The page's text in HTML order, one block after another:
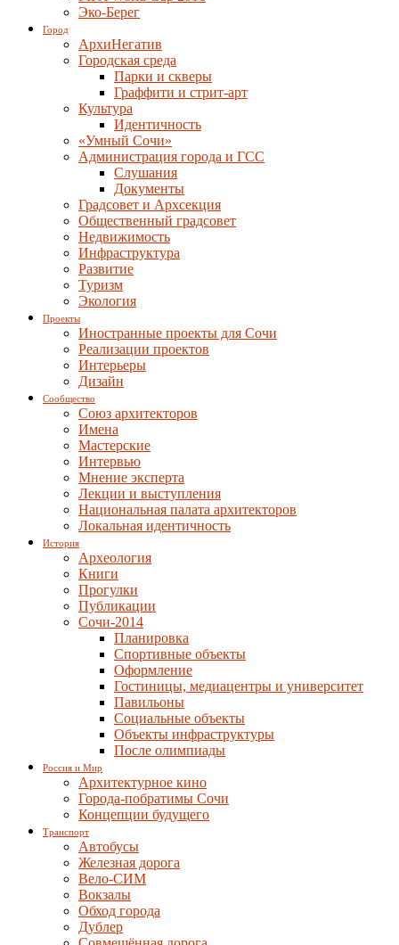
Эко-Берег
Город
АрхиНегатив
Городская среда
Парки и скверы
Граффити и стрит-арт
Культура
Идентичность
«Умный Сочи»
Администрация города и ГСС
Слушания
Документы
Градсовет и Архсекция
Общественный градсовет
Недвижимость
Инфраструктура
Развитие
Туризм
Экология
Проекты
Иностранные проекты для Сочи
Реализации проектов
Интерьеры
Дизайн
Сообщество
Союз архитекторов
Имена
Мастерские
Интервью
Мнение эксперта
Лекции и выступления
Национальная палата архитекторов
Локальная идентичность
История
Археология
Книги
Прогулки
Публикации
Сочи-2014
Планировка
Спортивные объекты
Оформление
Гостиницы, медиацентры и университет
Павильоны
Социальные объекты
Объекты инфраструктуры
После олимпиады
Россия и Мир
Архитектурное кино
Города-побратимы Сочи
Концепции будущего
Транспорт
Автобусы
Железная дорога
Вело-СИМ
Вокзалы
Обход города
Дублер